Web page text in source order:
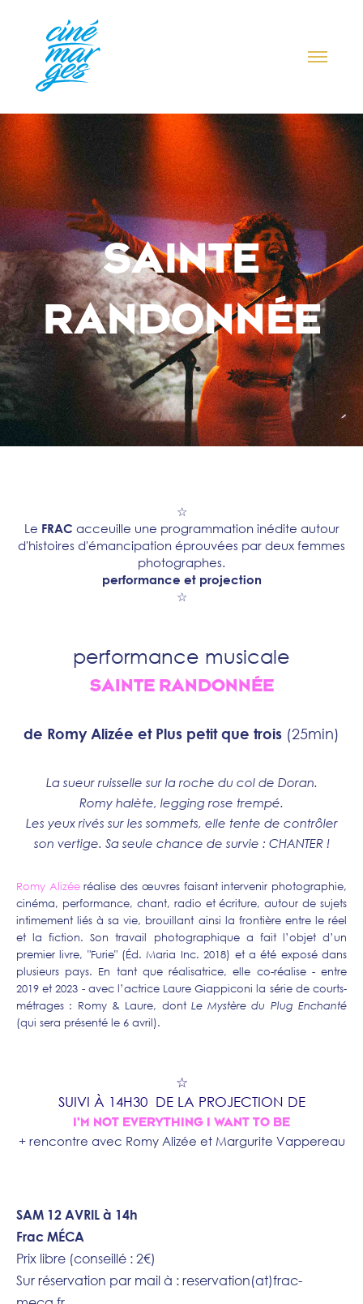
SAINTE
RANDONNÉE
☆
Le FRAC acceuille une programmation inédite autour
d'histoires d'émancipation éprouvées par deux femmes
photographes.
performance et projection
☆
performance musicale
SAINTE RANDONNÉE
de Romy Alizée et Plus petit que trois (25min)
La sueur ruisselle sur la roche du col de Doran.
Romy halète, legging rose trempé.
Les yeux rivés sur les sommets, elle tente de contrôler
son vertige. Sa seule chance de survie : CHANTER !
Romy Alizéeréalise des œuvres faisant intervenir photographie,
cinéma, performance, chant, radio et écriture, autour de sujets
intimement liés à sa vie, brouillant ainsi la frontière entre le réel
et la fiction. Son travail photographique a fait l’objet d’un
premier livre, "Furie" (Éd. Maria Inc. 2018) et a été exposé dans
plusieurs pays. En tant que réalisatrice, elle co-réalise - entre
2019 et 2023 - avec l’actrice Laure Giappiconi la série de courts-
métrages : Romy & Laure, dont Le Mystère du Plug Enchanté
(qui sera présenté le 6 avril).
☆
SUIVI À 14H30 DE LA PROJECTION DE
I'M NOT EVERYTHING I WANT TO BE
+ rencontre avec Romy Alizée et Margurite Vappereau
SAM 12 AVRIL à 14h
Frac MÉCA
Prix libre (conseillé : 2€)
Sur réservation par mail à : reservation(at)frac-